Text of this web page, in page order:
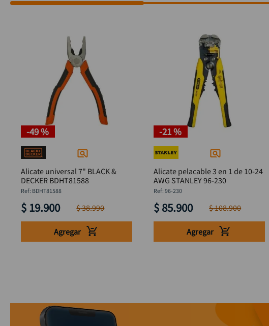
-49 %
Alicate universal 7" BLACK &
DECKER BDHT81588
: BDHT81588
$ 19.900 $38.990
Agregar
-21 %
Alicate pelacable 3 en 1 de 10-24
AWG STANLEY 96-230
: 96-230
$ 85.900 $108.900
Agregar